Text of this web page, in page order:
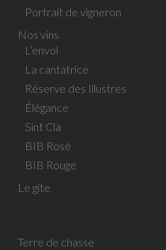
Portrait de vigneron
Nos vins
L’envol
La cantatrice
Réserve des Illustres
Élégance
Sint Cla
BIB Rosé
BIB Rouge
Le gîte
Terre de chasse